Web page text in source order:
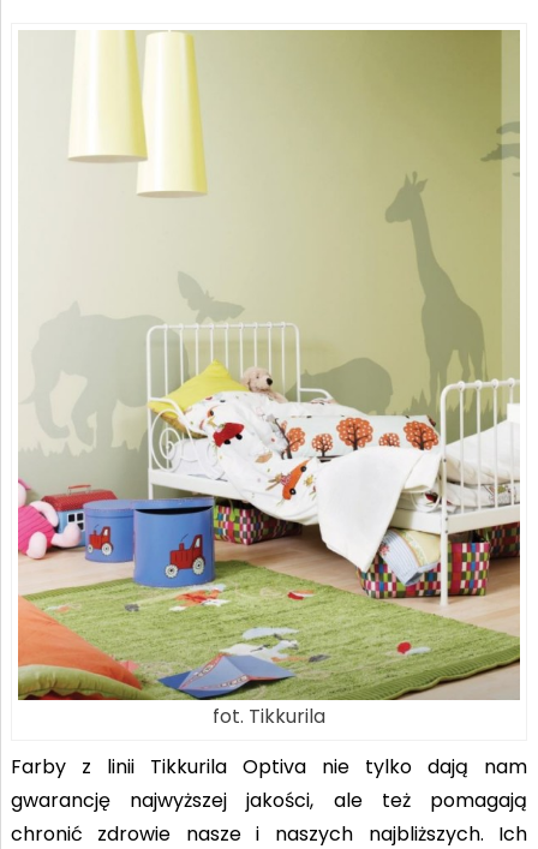
fot. Tikkurila
Farby z linii Tikkurila Optiva nie tylko dają nam
gwarancję najwyższej jakości, ale też pomagają
chronić zdrowie nasze i naszych najbliższych. Ich